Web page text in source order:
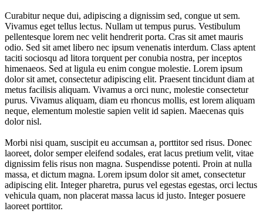
Curabitur neque dui, adipiscing a dignissim sed, congue ut sem.
Vivamus eget tellus lectus. Nullam ut tempus purus. Vestibulum
pellentesque lorem nec velit hendrerit porta. Cras sit amet mauris
odio. Sed sit amet libero nec ipsum venenatis interdum. Class aptent
taciti sociosqu ad litora torquent per conubia nostra, per inceptos
himenaeos. Sed at ligula eu enim congue molestie. Lorem ipsum
dolor sit amet, consectetur adipiscing elit. Praesent tincidunt diam at
metus facilisis aliquam. Vivamus a orci nunc, molestie consectetur
purus. Vivamus aliquam, diam eu rhoncus mollis, est lorem aliquam
neque, elementum molestie sapien velit id sapien. Maecenas quis
dolor nisl.
Morbi nisi quam, suscipit eu accumsan a, porttitor sed risus. Donec
laoreet, dolor semper eleifend sodales, erat lacus pretium velit, vitae
dignissim felis risus non magna. Suspendisse potenti. Proin at nulla
massa, et dictum magna. Lorem ipsum dolor sit amet, consectetur
adipiscing elit. Integer pharetra, purus vel egestas egestas, orci lectus
vehicula quam, non placerat massa lacus id justo. Integer posuere
laoreet porttitor.